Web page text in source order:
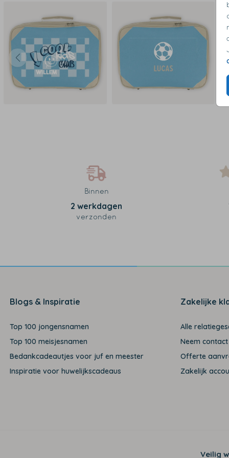
Binnen
2 werkdagen
verzonden
Blogs & Inspiratie
Top 100 jongensnamen
Top 100 meisjesnamen
Bedankcadeautjes voor juf en meester
Inspiratie voor huwelijkscadeaus
Zakelijke
Alle
Neem
Offerte
Zakelijk
Veilig